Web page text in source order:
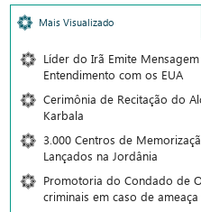
Mais Visualizado
Líder do Irã Emite
Entendimento com os EUA
Cerimônia de Recitação do
Karbala
3.000 Centros de
Lançados na Jordânia
Promotoria do Condado de
criminais em caso de